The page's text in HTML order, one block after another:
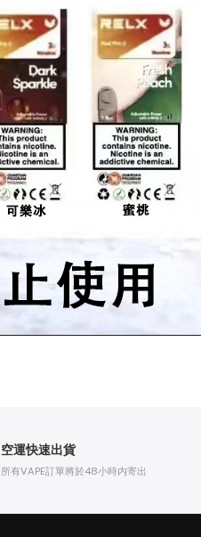
空運快速出貨
所有VAPE訂單將於48小時内寄出